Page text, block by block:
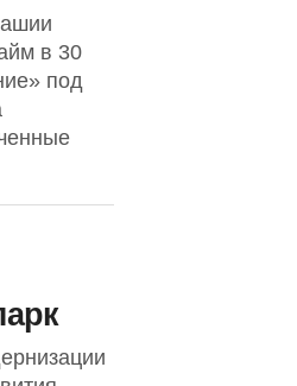
в 30
под